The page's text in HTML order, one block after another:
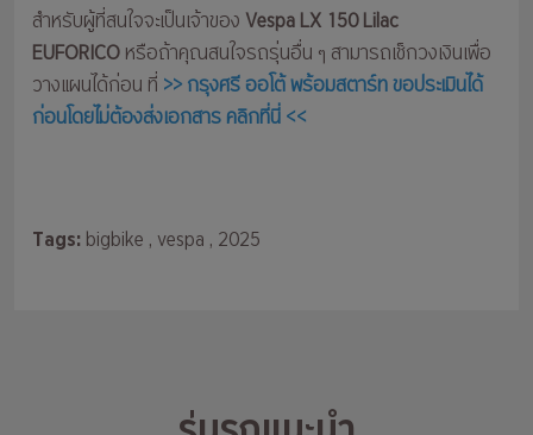
สำหรับผู้ที่สนใจจะเป็นเจ้าของ Vespa LX 150 Lilac
EUFORICOหรือถ้าคุณสนใจรถรุ่นอื่น ๆ สามารถเช็กวงเงินเพื่อ
วางแผนได้ก่อน ที่ >> กรุงศรี ออโต้ พร้อมสตาร์ท ขอประเมินได้
ก่อนโดยไม่ต้องส่งเอกสาร คลิกที่นี่ <<
Tags: bigbike , vespa , 2025